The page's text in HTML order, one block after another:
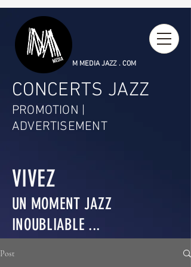
M MEDIA JAZZ . COM
CONCERTS JAZZ
PROMOTION |
ADVERTISEMENT
VIVEZ
UN MOMENT JAZZ
INOUBLIABLE ...
Post